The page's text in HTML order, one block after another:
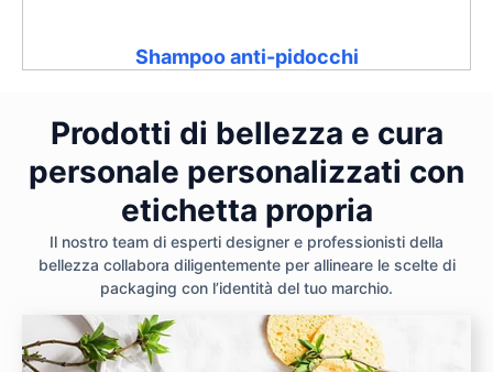
Shampoo anti-pidocchi
Prodotti di bellezza e cura
personale personalizzati con
etichetta propria
Il nostro team di esperti designer e professionisti della
bellezza collabora diligentemente per allineare le scelte di
packaging con l’identità del tuo marchio.